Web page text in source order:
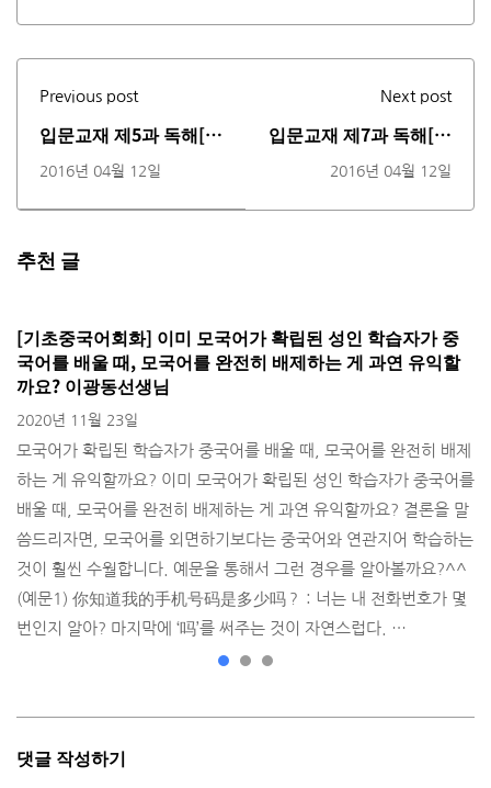
Previous post
입문교재 제5과 독해[녹
2016년 04월 12일
Next post
입문교재 제7과 독해[녹
음]
2016년 04월 12일
추천 글
[기초중국어회화] 이미 모국어가 확립된 성인 학습자가 중
국어를 배울 때, 모국어를 완전히 배제하는 게 과연 유익할
까요? 이광동선생님
2020년 11월 23일
모국어가 확립된 학습자가 중국어를 배울 때, 모국어를 완전히 배제
하는 게 유익할까요? 이미 모국어가 확립된 성인 학습자가 중국어를
배울 때, 모국어를 완전히 배제하는 게 과연 유익할까요? 결론을 말
씀드리자면, 모국어를 외면하기보다는 중국어와 연관지어 학습하는
것이 훨씬 수월합니다. 예문을 통해서 그런 경우를 알아볼까요?^^ ​
(예문1) 你知道我的手机号码是多少吗？ : 너는 내 전화번호가 몇
번인지 알아? 마지막에 ‘吗’를 써주는 것이 자연스럽다. …
댓글 작성하기